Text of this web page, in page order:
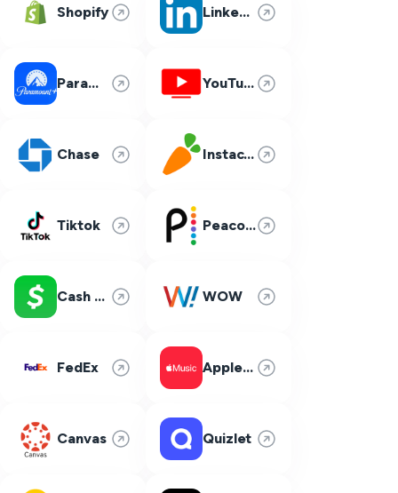
Shopify LinkedIn
Paramount Plus YouTube TV
Chase Instacart
Tiktok Peacock
Cash App WOW
FedEx Apple Music
Canvas Quizlet